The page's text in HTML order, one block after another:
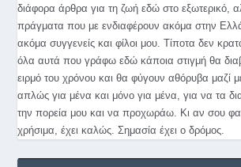
διάφορα άρθρα για τη ζωή εδώ στο εξωτερικό,
πράγματα που με ενδιαφέρουν ακόμα στην
ακόμα συγγενείς και φίλοι μου. Τίποτα δεν
όλα αυτά που γράφω εδώ κάποια στιγμή θα
ειρμό του χρόνου και θα φύγουν αθόρυβα μαζί
απλώς για μένα και μόνο για μένα, για να τα
την πορεία μου και να προχωράω. Κι αν σου
χρήσιμα, έχει καλώς. Σημασία έχει ο δρόμος.